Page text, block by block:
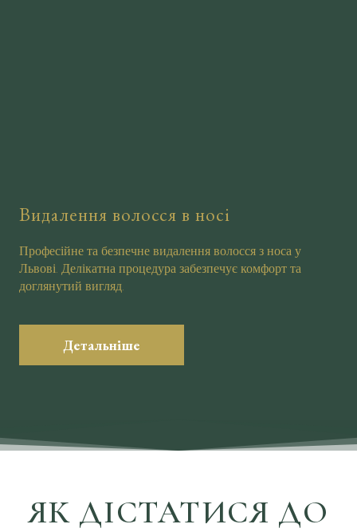
Видалення волосся в носі
Професійне та безпечне видалення волосся з носа у
Львові. Делікатна процедура забезпечує комфорт та
доглянутий вигляд.
Детальніше
ЯК ДІСТАТИСЯ ДО